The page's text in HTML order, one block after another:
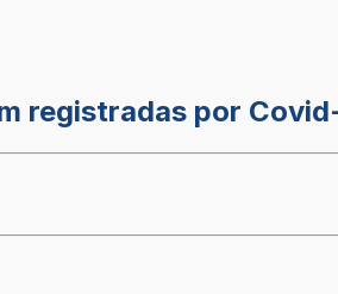
registradas por